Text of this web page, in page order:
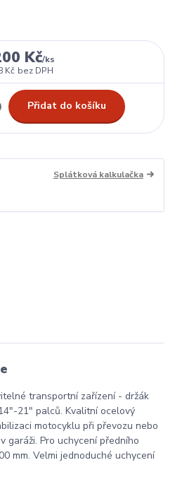
Kč/ks
Kč bez DPH
Přidat do košíku
Splátková kalkulačka
transportní zařízení - držák
21" palců. Kvalitní ocelový
motocyklu při převozu nebo
garáži. Pro uchycení předního
mm. Velmi jednoduché uchycení